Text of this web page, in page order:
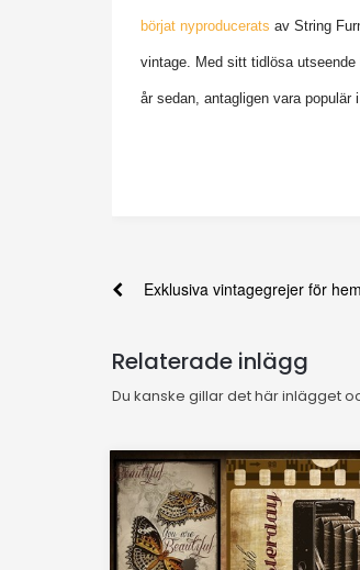
börjat nyproducerats av String
vintage. Med sitt tidlösa
år sedan, antagligen vara populär
Exklusiva vintagegrejer för
Relaterade inlägg
Du kanske gillar det här inlägget